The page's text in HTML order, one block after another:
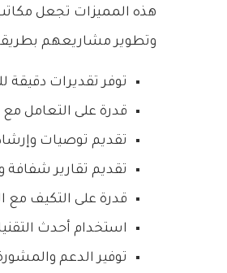
هذه المميزات تجعل
وتطوير مشاريعهم
توفر تقديرات دقيقة
قدرة على التعامل
تقديم توصيات
تقديم تقارير شفافة
قدرة على التكيف مع
استخدام أحدث
توفير الدعم